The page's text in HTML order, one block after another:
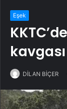
Eşek
kavgası
DİLAN BİÇER